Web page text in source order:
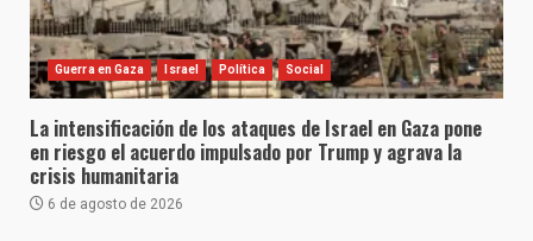
Guerra en Gaza Israel Política Social
La intensificación de los ataques de Israel en Gaza pone
en riesgo el acuerdo impulsado por Trump y agrava la
crisis humanitaria
6 de agosto de 2026